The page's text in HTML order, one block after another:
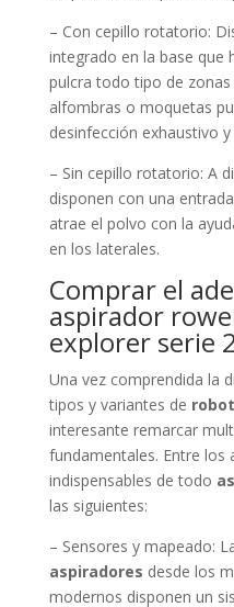
– Con cepillo rotatorio:
integrado en la base que
pulcra todo tipo de zonas
alfombras o moquetas
desinfección exhaustivo
– Sin cepillo rotatorio: A
disponen con una
atrae el polvo con la
en los laterales.
Comprar el
aspirador
explorer serie
Una vez comprendida la
tipos y variantes de
interesante remarcar
fundamentales. Entre los
indispensables de todo
las siguientes:
– Sensores y mapeado:
aspiradores desde los
modernos disponen un